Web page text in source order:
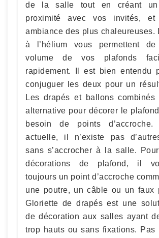
de la salle tout en créant
proximité avec vos invités,
ambiance des plus chaleureuses.
à l’hélium vous permettent
volume de vos plafonds
rapidement. Il est bien entendu
conjuguer les deux pour un
Les drapés et ballons combinés
alternative pour décorer le
besoin de points d’accroche.
actuelle, il n’existe pas
sans s’accrocher à la salle.
décorations de plafond, il
toujours un point d’accroche
une poutre, un câble ou un faux
Gloriette de drapés est une
de décoration aux salles ayant
trop hauts ou sans fixations. Pas